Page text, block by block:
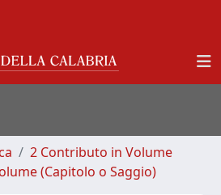
2 Contributo in Volume
(Capitolo o Saggio)